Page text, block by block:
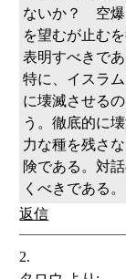
ないか？ 空爆
を望むが止む
表明すべきであ
特に、イスラ
に壊滅させる
う。徹底的に
力な種を残さ
険である。対
くべきである。
返信